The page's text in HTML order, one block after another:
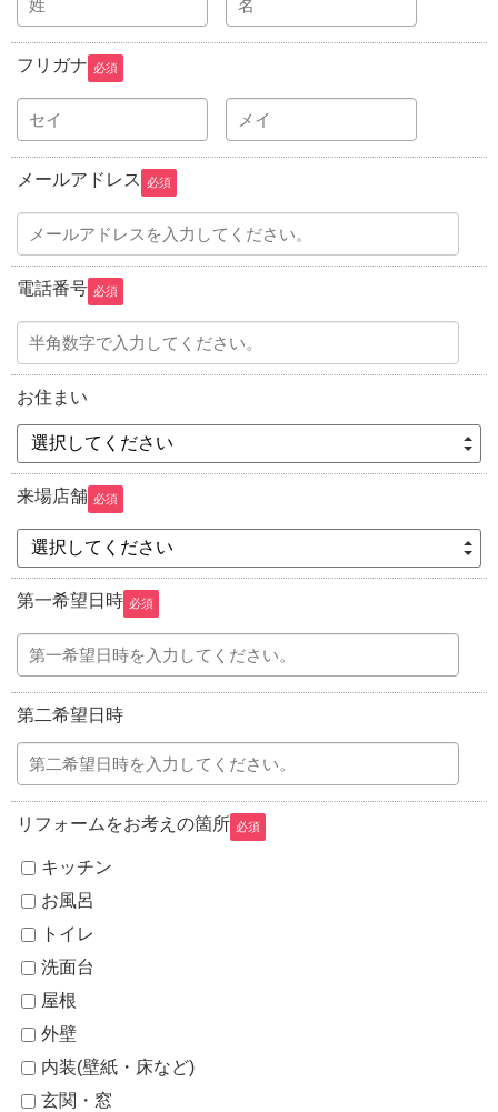
フリガナ 必須
メールアドレス 必須
電話番号 必須
お住まい
選択してください
来場店舗 必須
選択してください
第一希望日時 必須
第二希望日時
リフォームをお考えの箇所 必須
キッチン
お風呂
トイレ
洗面台
屋根
外壁
内装(壁紙・床など)
玄関・窓